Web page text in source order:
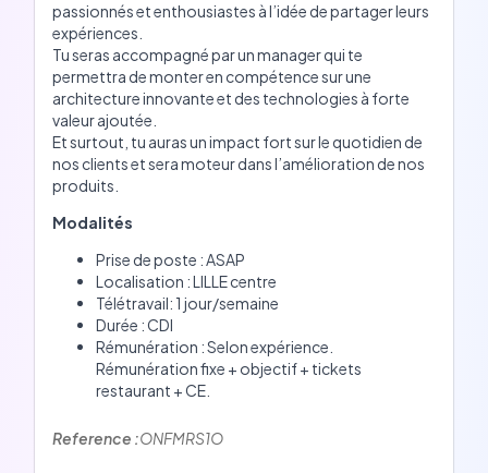
passionnés et enthousiastes à l’idée de partager leurs
expériences.
Tu seras accompagné par un manager qui te
permettra de monter en compétence sur une
architecture innovante et des technologies à forte
valeur ajoutée.
Et surtout, tu auras un impact fort sur le quotidien de
nos clients et sera moteur dans l’amélioration de nos
produits.
Modalités
Prise de poste : ASAP
Localisation : LILLE centre
Télétravail: 1 jour/semaine
Durée : CDI
Rémunération : Selon expérience.
Rémunération fixe + objectif + tickets
restaurant + CE.
Reference :ONFMRS1O